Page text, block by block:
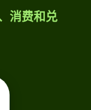
消费和兑